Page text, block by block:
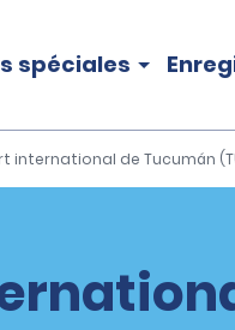
spéciales
international de Tucumán